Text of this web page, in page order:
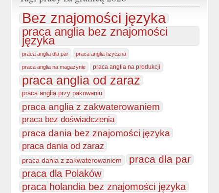
Bez znajomości języka
praca anglia bez znajomości
języka
praca anglia dla par praca anglia fizyczna
praca anglia na magazynie praca anglia na produkcji
praca anglia od zaraz
praca anglia przy pakowaniu
praca anglia z zakwaterowaniem
praca bez doświadczenia
praca dania bez znajomości języka
praca dania od zaraz
praca dania z zakwaterowaniem praca dla par
praca dla Polaków
praca holandia bez znajomości języka